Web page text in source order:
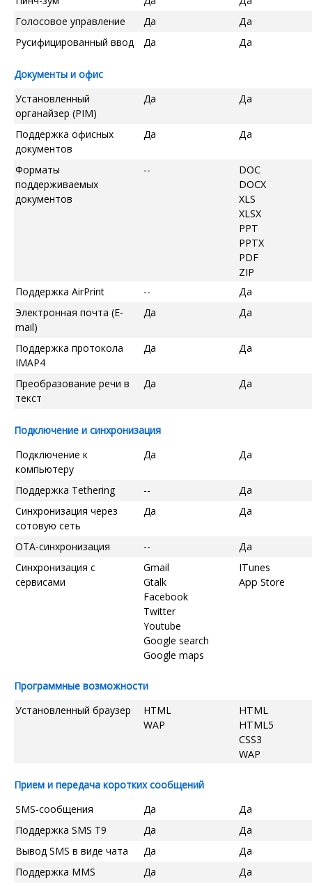
Голосовое управление
Да
Да
Русифицированный ввод
Да Да
Документы и офис
Установленный
органайзер (PIM)
Да Да
Поддержка офисных
документов
Да Да
Форматы
поддерживаемых
документов
--
DOC
DOCX
XLS
XLSX
PPT
PPTX
PDF
ZIP
Поддержка AirPrint
--
Да
Электронная почта (E-
mail)
Да Да
Поддержка протокола
IMAP4
Да Да
Преобразование речи в
текст
Да Да
Подключение и синхронизация
Подключение к
компьютеру
Да Да
Поддержка Tethering --
Да
Синхронизация через
сотовую сеть
Да Да
OTA-синхронизация --
Да
Синхронизация с
сервисами
Gmail
Gtalk
Facebook
Twitter
Youtube
Google search
Google maps
ITunes
App Store
Программные возможности
Установленный браузер
HTML
WAP
HTML
HTML5
CSS3
WAP
Прием и передача коротких сообщений
SMS-сообщения
Да
Да
Поддержка SMS T9
Да
Да
Вывод SMS в виде чата
Да
Да
Поддержка MMS
Да Да